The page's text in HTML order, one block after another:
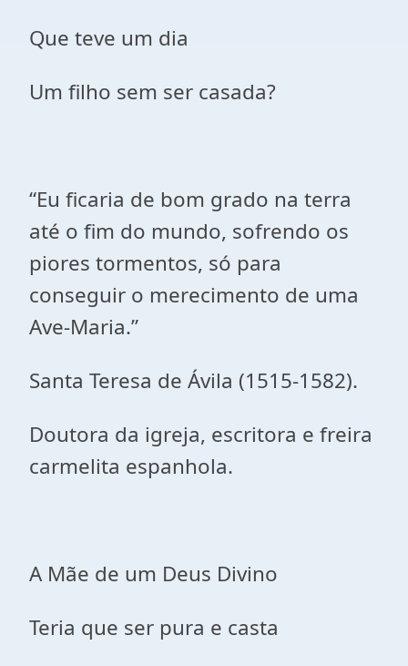
Que teve um dia
Um filho sem ser casada?
“Eu ficaria de bom grado na terra
até o fim do mundo, sofrendo os
piores tormentos, só para
conseguir o merecimento de uma
Ave-Maria.”
Santa Teresa de Ávila (1515-1582).
Doutora da igreja, escritora e freira
carmelita espanhola.
A Mãe de um Deus Divino
Teria que ser pura e casta